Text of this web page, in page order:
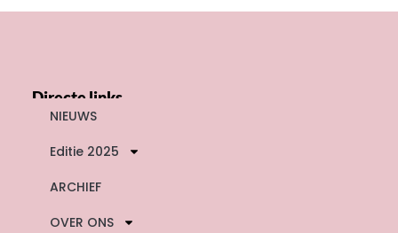
Directe links
NIEUWS
Editie 2025
ARCHIEF
OVER ONS